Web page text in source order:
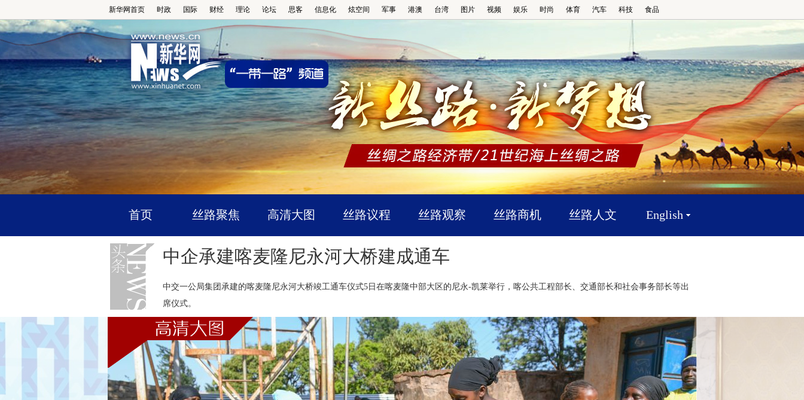
新华网首页 时政 国际 财经 理论 论坛 思客 信息化 炫空间 军事 港澳 台湾 图片 视频 娱乐 时尚 体育 汽车 科技 食品
首页 丝路聚焦 高清大图 丝路议程 丝路观察 丝路商机 丝路人文 English
中企承建喀麦隆尼永河大桥建成通车
中交一公局集团承建的喀麦隆尼永河大桥竣工通车仪式5日在喀麦隆中部大区的尼永-凯莱举行，喀公共工程部长、交通部长和社会事务部长等出
席仪式。